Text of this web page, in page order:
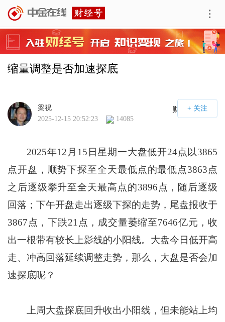
缩量调整是否加速探底
财经号APP
梁祝
2025-12-15 20:52:23
14085
2025年12月15日星期一大盘低开24点以3865
点开盘，顺势下探至全天最低点的最低点3863点
之后逐级攀升至全天最高点的3896点，随后逐级
回落；下午开盘走出逐级下探的走势，尾盘报收于
3867点，下跌21点，成交量萎缩至7646亿元，收
出一根带有较长上影线的小阳线。 大盘今日低开高
走、冲高回落延续调整走势，那么，大盘是否会加
速探底呢？
上周大盘探底回升收出小阳线，但未能站上均